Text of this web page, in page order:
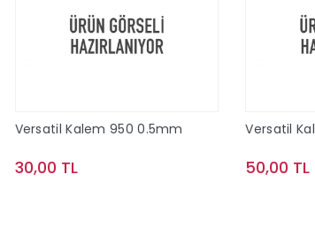
Versatil Kalem 950 0.5mm
30,00 TL
Versatil
50,00 TL